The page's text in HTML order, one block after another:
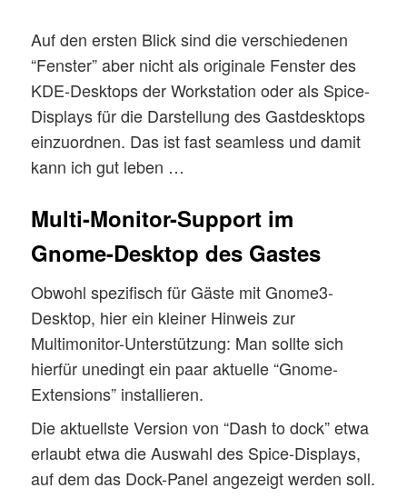
Auf den ersten Blick sind die verschiedenen
“Fenster” aber nicht als originale Fenster des
KDE-Desktops der Workstation oder als Spice-
Displays für die Darstellung des Gastdesktops
einzuordnen. Das ist fast seamless und damit
kann ich gut leben …
Multi-Monitor-Support im
Gnome-Desktop des Gastes
Obwohl spezifisch für Gäste mit Gnome3-
Desktop, hier ein kleiner Hinweis zur
Multimonitor-Unterstützung: Man sollte sich
hierfür unedingt ein paar aktuelle “Gnome-
Extensions” installieren.
Die aktuellste Version von “Dash to dock” etwa
erlaubt etwa die Auswahl des Spice-Displays,
auf dem das Dock-Panel angezeigt werden soll.